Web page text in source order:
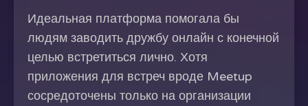
Идеальная платформа помогала бы
людям заводить дружбу онлайн с конечной
целью встретиться лично. Хотя
приложения для встреч вроде Meetup
сосредоточены только на организации